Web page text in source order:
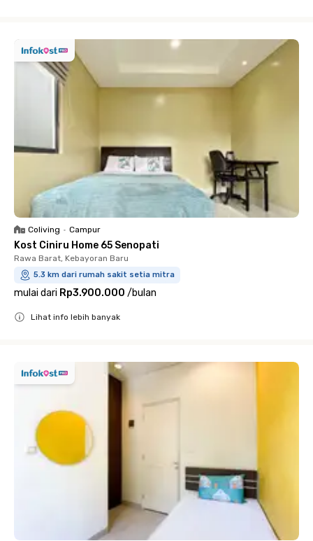
Coliving • Campur
Kost Ciniru Home 65 Senopati
Rawa Barat, Kebayoran Baru
5.3 km dari rumah sakit setia mitra
mulai dari Rp3.900.000 /bulan
Lihat info lebih banyak